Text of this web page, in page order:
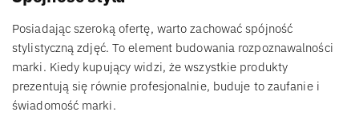
Posiadając szeroką ofertę, warto zachować spójność
stylistyczną zdjęć. To element budowania rozpoznawalności
marki. Kiedy kupujący widzi, że wszystkie produkty
prezentują się równie profesjonalnie, buduje to zaufanie i
świadomość marki.